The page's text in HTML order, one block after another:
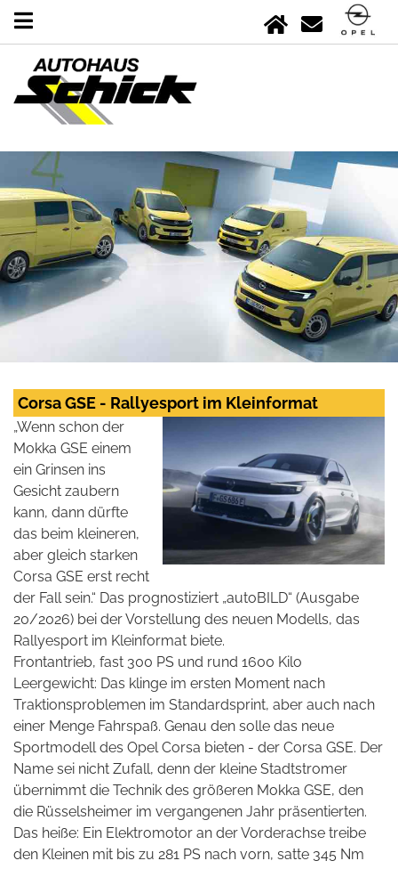
Corsa GSE - Rallyesport im Kleinformat
„Wenn schon der
Mokka GSE einem
ein Grinsen ins
Gesicht zaubern
kann, dann dürfte
das beim kleineren,
aber gleich starken
Corsa GSE erst recht
der Fall sein.“ Das prognostiziert „autoBILD“ (Ausgabe
20/2026) bei der Vorstellung des neuen Modells, das
Rallyesport im Kleinformat biete.
Frontantrieb, fast 300 PS und rund 1600 Kilo
Leergewicht: Das klinge im ersten Moment nach
Traktionsproblemen im Standardsprint, aber auch nach
einer Menge Fahrspaß. Genau den solle das neue
Sportmodell des Opel Corsa bieten - der Corsa GSE. Der
Name sei nicht Zufall, denn der kleine Stadtstromer
übernimmt die Technik des größeren Mokka GSE, den
die Rüsselsheimer im vergangenen Jahr präsentierten.
Das heiße: Ein Elektromotor an der Vorderachse treibe
den Kleinen mit bis zu 281 PS nach vorn, satte 345 Nm